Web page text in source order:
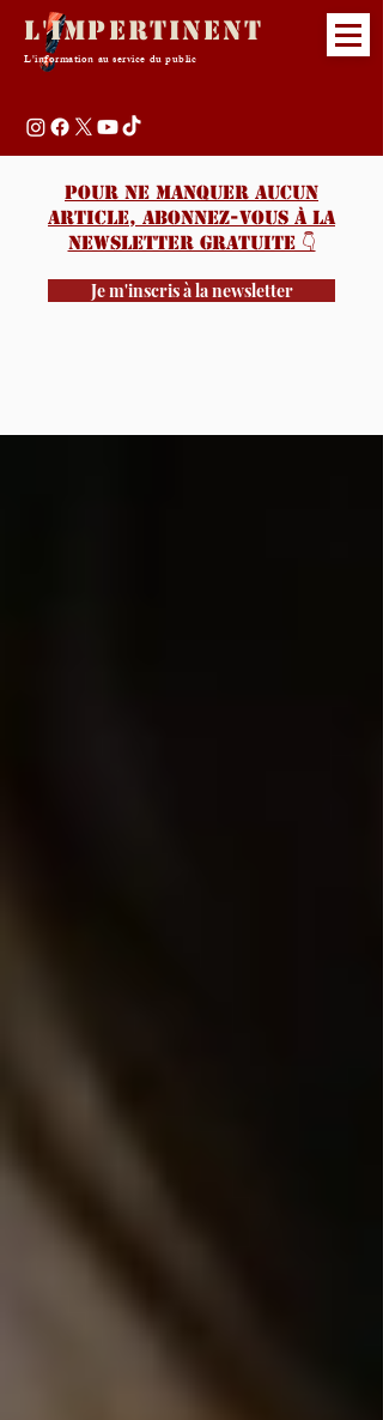
L'Impertinent
L'information au service du public
Pour ne manquer aucun
article, abonnez-vous à la
newsletter gratuite 👇️
Je m'inscris à la newsletter